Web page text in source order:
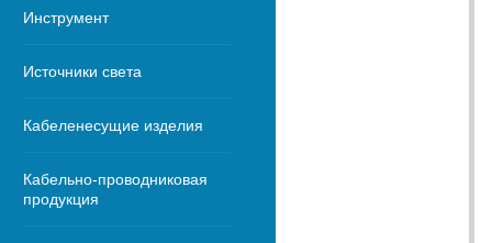
Инструмент
Источники света
Кабеленесущие изделия
Кабельно-проводниковая
продукция